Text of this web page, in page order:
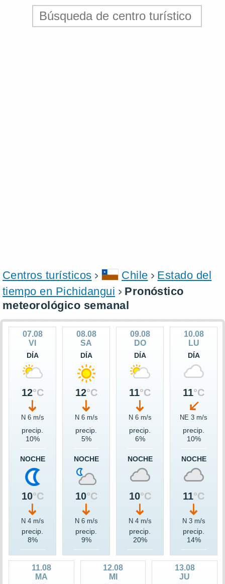
Centros turísticos Chile
Estado del
tiempo en Pichidangui
Pronóstico
meteorológico semanal
07.08
VI
DÍA
12°C
N 6 m/s
precip.
10%
NOCHE
10°C
N 4 m/s
precip.
8%
08.08
SA
DÍA
12°C
N 6 m/s
precip.
5%
NOCHE
10°C
N 6 m/s
precip.
9%
09.08
DO
DÍA
11°C
N 6 m/s
precip.
6%
NOCHE
10°C
N 4 m/s
precip.
20%
10.08
LU
DÍA
11°C
NE 3 m/s
precip.
10%
NOCHE
11°C
N 3 m/s
precip.
14%
11.08
MA
12.08
MI
13.08
JU